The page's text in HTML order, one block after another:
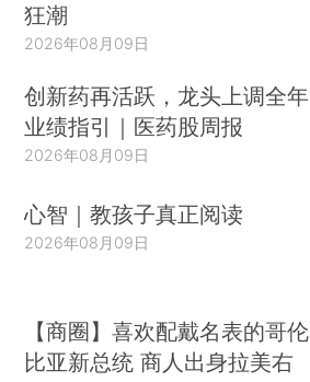
狂潮
2026年08月09日
创新药再活跃，龙头上调全年
业绩指引｜医药股周报
2026年08月09日
心智｜教孩子真正阅读
2026年08月09日
【商圈】喜欢配戴名表的哥伦
比亚新总统 商人出身拉美右